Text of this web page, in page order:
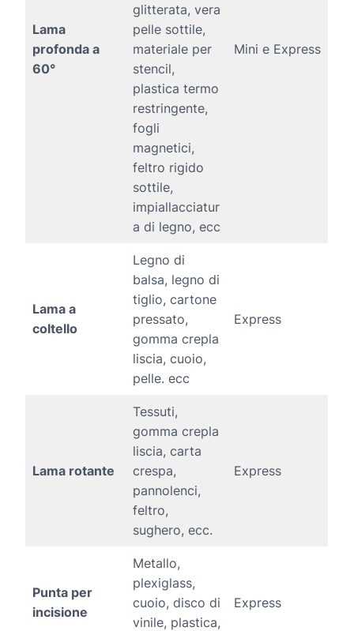
Lama
profonda a
60°
glitterata, vera
pelle sottile,
materiale per
stencil,
plastica termo
restringente,
fogli
magnetici,
feltro rigido
sottile,
impiallacciatur
a di legno, ecc
Mini e Express
Lama a
coltello
Legno di
balsa, legno di
tiglio, cartone
pressato,
gomma crepla
liscia, cuoio,
pelle. ecc
Express
Lama rotante
Tessuti,
gomma crepla
liscia, carta
crespa,
pannolenci,
feltro,
sughero, ecc.
Express
Punta per
incisione
Metallo,
plexiglass,
cuoio, disco di
vinile, plastica,
Express